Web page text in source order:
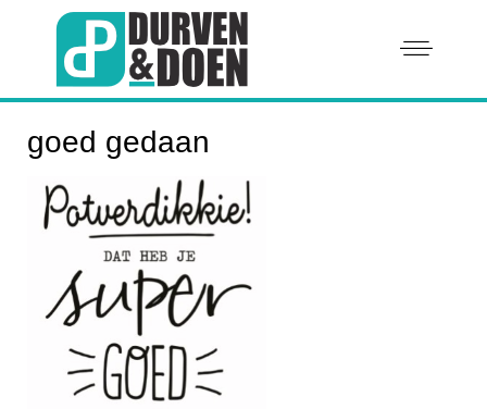
goed gedaan